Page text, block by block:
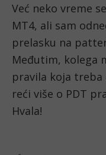
Već neko vreme
MT4, ali sam
prelasku na
Međutim, kolega
pravila koja treba
reći više o PDT
Hvala!